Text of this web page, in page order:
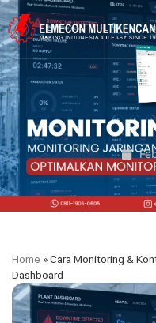
Home »Cara Monitoring &
Dashboard